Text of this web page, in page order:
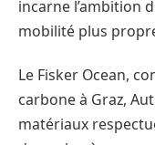
incarne l’ambition
mobilité plus
Le Fisker Ocean,
carbone à Graz,
matériaux